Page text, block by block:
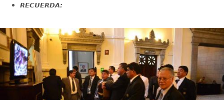
RECUERDA: